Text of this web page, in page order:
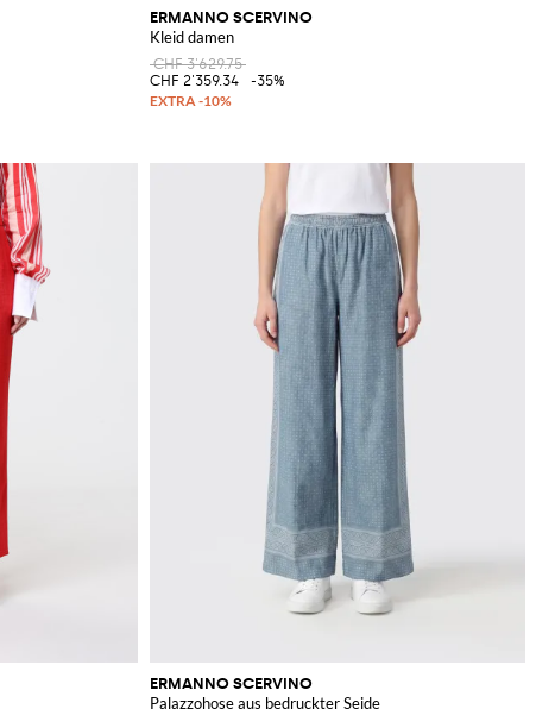
ERMANNO SCERVINO
Kleid damen
CHF 3'629.75
CHF 2'359.34
-35%
ERMANNO SCERVINO
Palazzohose aus bedruckter Seide